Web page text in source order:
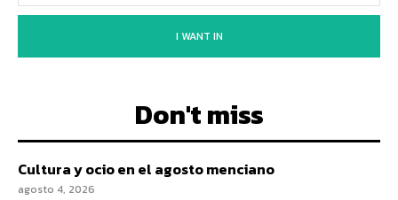
I WANT IN
Don't miss
Cultura y ocio en el agosto menciano
agosto 4, 2026